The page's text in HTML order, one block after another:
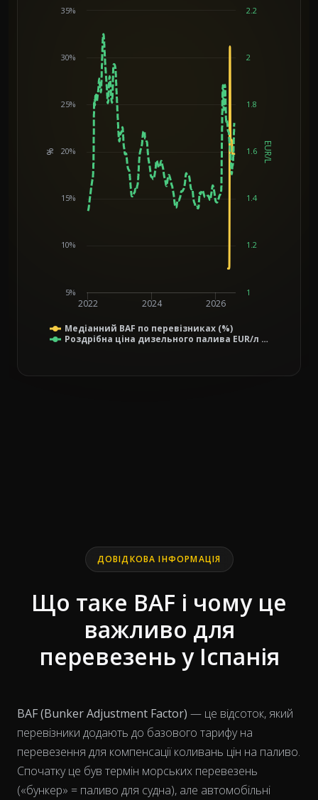
Line chart with 2 lines.
% EUR/L
Медіанний BAF по перевізниках (%)
Роздрібна ціна дизельного палива EUR/л …
2022 2024 2026
5%
10%
15%
20%
25%
30%
35%
1
1.2
1.4
1.6
1.8
2
2.2
ДОВІДКОВА ІНФОРМАЦІЯ
Що таке BAF і чому це
важливо для
перевезень у Іспанія
BAF (Bunker Adjustment Factor) — це відсоток, який
перевізники додають до базового тарифу на
перевезення для компенсації коливань цін на паливо.
Спочатку це був термін морських перевезень
(«бункер» = паливо для судна), але автомобільні